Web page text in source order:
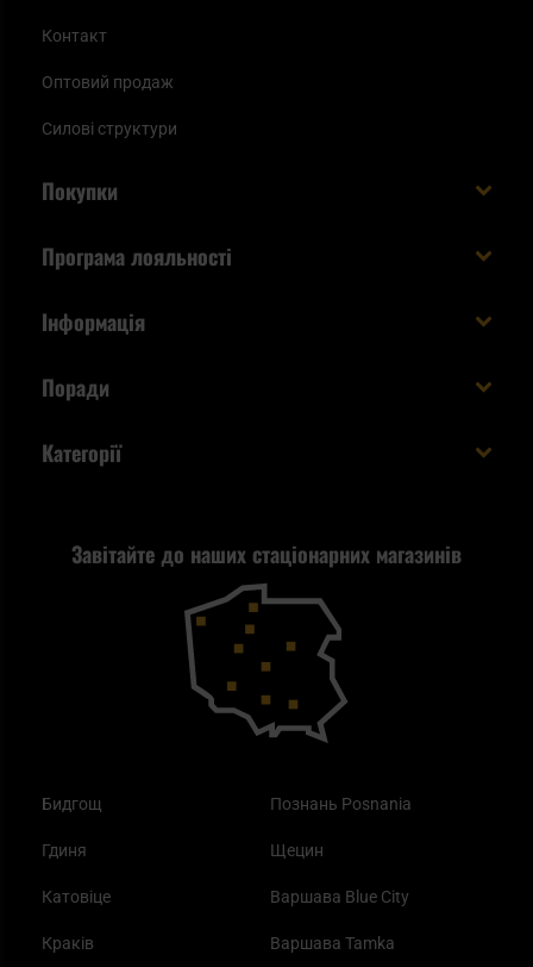
Контакт
Оптовий продаж
Силові структури
Покупки
Способи оплати
Статус замовлення
Tax Free
Програма лояльності
Увійдіть в систему
Завітайте до наших стаціонарних магазинів
Бидгощ
Гдиня
Катовіце
Краків
Познань Posnania
Щецин
Варшава Blue City
Варшава Tamka
Інформація
Політика конфіденційності
Повернення товару
Поради
спакувати?
Blackout - що це таке?
Як працює маска від смогу?
Найкращі спальні мішки на осінь
Категорії
Самозахист